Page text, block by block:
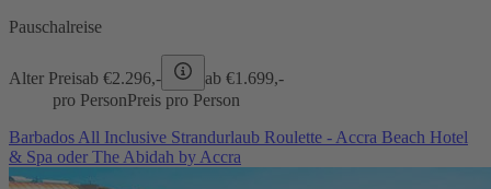
Pauschalreise
Alter Preisab €2.296,- ab €1.699,-
pro PersonPreis pro Person
Barbados All Inclusive Strandurlaub Roulette - Accra Beach Hotel
& Spa oder The Abidah by Accra